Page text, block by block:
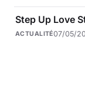
Step Up Love
ACTUALITÉ07/05/